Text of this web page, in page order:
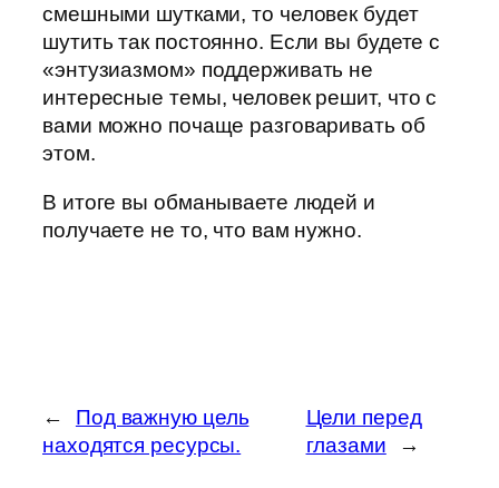
смешными шутками, то человек будет
шутить так постоянно. Если вы будете с
«энтузиазмом» поддерживать не
интересные темы, человек решит, что с
вами можно почаще разговаривать об
этом.
В итоге вы обманываете людей и
получаете не то, что вам нужно.
←
Под важную цель
находятся ресурсы.
Цели перед
глазами
→